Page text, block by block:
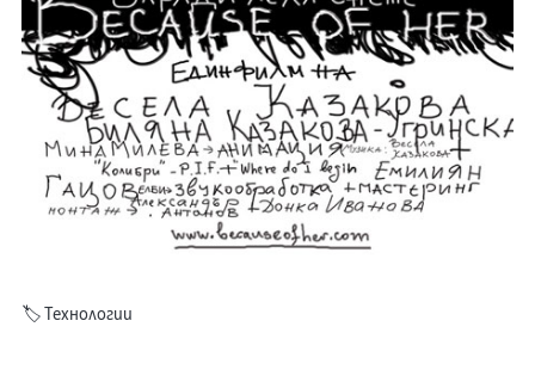
🏷️Технологии